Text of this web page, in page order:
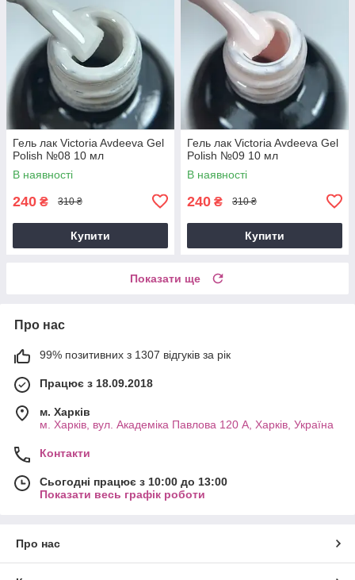
Гель лак Victoria Avdeeva Gel
Polish №08 10 мл
В наявності
240 ₴ 310 ₴
Купити
Гель лак Victoria Avdeeva Gel
Polish №09 10 мл
В наявності
240 ₴ 310 ₴
Купити
Показати ще
Про нас
99% позитивних з 1307 відгуків за рік
Працює з 18.09.2018
м. Харків
м. Харків, вул. Академіка Павлова 120 А, Харків, Україна
Контакти
Сьогодні працює з 10:00 до 13:00
Показати весь графік роботи
Про нас